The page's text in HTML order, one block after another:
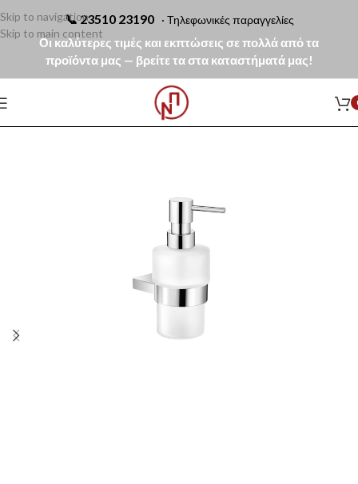
📞23510 23190 · Τηλεφωνικές παραγγελίες
Οι καλύτερες τιμές και εκπτώσεις σε πολλά από τα
προϊόντα μας — βρείτε τα στα καταστήματά μας!
Skip to navigation
Skip to main content